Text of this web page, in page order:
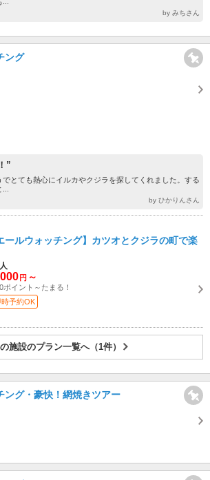
by みちさん
ング
”
とても熱心にイルカやクジラを探してくれました。する
by ひかりんさん
ールウォッチング】カツオとクジラの町で楽
円 ～
ポイント～たまる！
時予約OK
施設のプラン一覧へ（1件）
ング・豪快！網焼きツアー